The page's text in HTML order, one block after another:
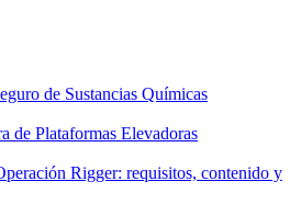
de Sustancias Químicas
de Plataformas Elevadoras
Rigger: requisitos, contenido y